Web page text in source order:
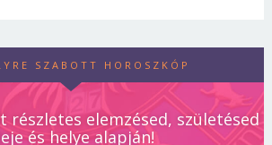
SZABOTT HOROSZKÓP
részletes elemzésed, születésed
és helye alapján!